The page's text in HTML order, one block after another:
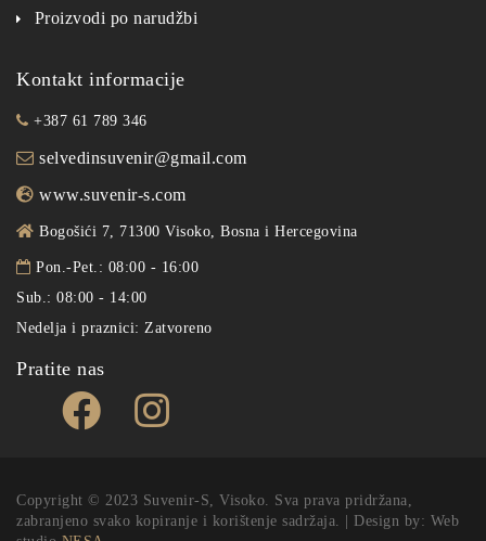
Proizvodi po narudžbi
Kontakt informacije
+387 61 789 346
selvedinsuvenir@gmail.com
www.suvenir-s.com
Bogošići 7, 71300 Visoko, Bosna i Hercegovina
Pon.-Pet.: 08:00 - 16:00
Sub.: 08:00 - 14:00
Nedelja i praznici: Zatvoreno
Pratite nas
Copyright © 2023 Suvenir-S, Visoko. Sva prava pridržana,
zabranjeno svako kopiranje i korištenje sadržaja. | Design by: Web